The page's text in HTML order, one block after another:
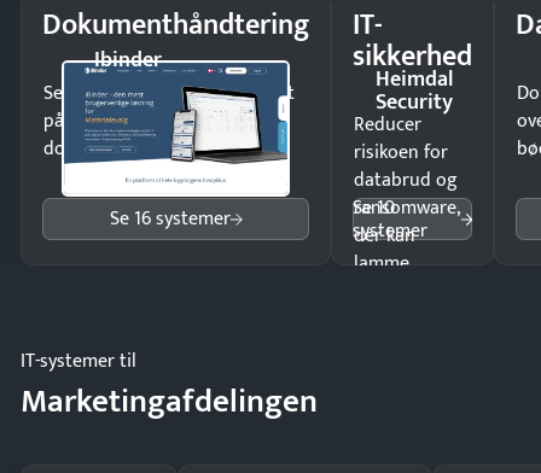
Dokumenthåndtering
Ibinder
Send kontrakter til underskrift
på minutter og mist ingen
dokumenter.
Se 16 systemer
IT-
sikkerhed
Heimdal
Security
Reducer
risikoen for
databrud og
ransomware,
der kan
lamme
Se 10
systemer
IT-systemer til
Marketingafdelingen